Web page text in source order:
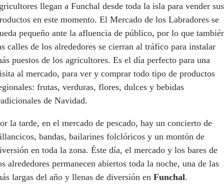
llegan a Funchal desde toda la isla para vender sus
en este momento. El Mercado de los Labradores se
pequeño ante la afluencia de público, por lo que
calles de los alrededores se cierran al tráfico para instalar
puestos de los agricultores. Es el día perfecto para una
al mercado, para ver y comprar todo tipo de productos
frutas, verduras, flores, dulces y bebidas
de Navidad.
la tarde, en el mercado de pescado, hay un concierto de
bandas, bailarines folclóricos y un montón de
en toda la zona. Éste día, el mercado y los bares de
alrededores permanecen abiertos toda la noche, una de las
largas del año y llenas de diversión en Funchal.